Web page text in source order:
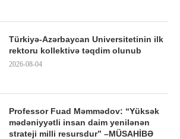
Türkiyə-Azərbaycan Universitetinin ilk
rektoru kollektivə təqdim olunub
2026-08-04
Professor Fuad Məmmədov: “Yüksək
mədəniyyətli insan daim yenilənən
strateji milli resursdur” –MÜSAHİBƏ